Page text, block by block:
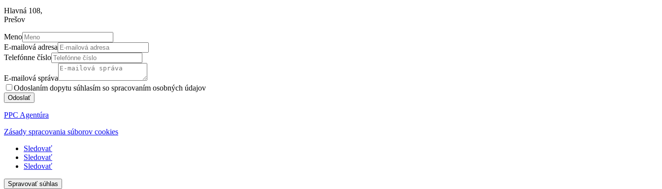
Hlavná 108,
Prešov
Meno
E-mailová adresa
Telefónne číslo
E-mailová správa
Odoslaním dopytu súhlasím so spracovaním osobných údajov
Odoslať
PPC Agentúra
Zásady spracovania súborov cookies
Sledovať
Sledovať
Sledovať
Spravovať súhlas